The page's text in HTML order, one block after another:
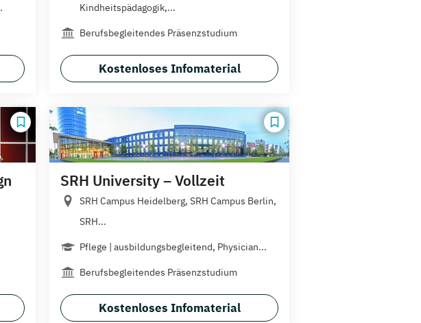
Kindheitspädagogik,...
Berufsbegleitendes Präsenzstudium
Kostenloses Infomaterial
SRH University – Vollzeit
SRH Campus Heidelberg, SRH Campus Berlin,
SRH...
Pflege | ausbildungsbegleitend, Physician...
Berufsbegleitendes Präsenzstudium
Kostenloses Infomaterial